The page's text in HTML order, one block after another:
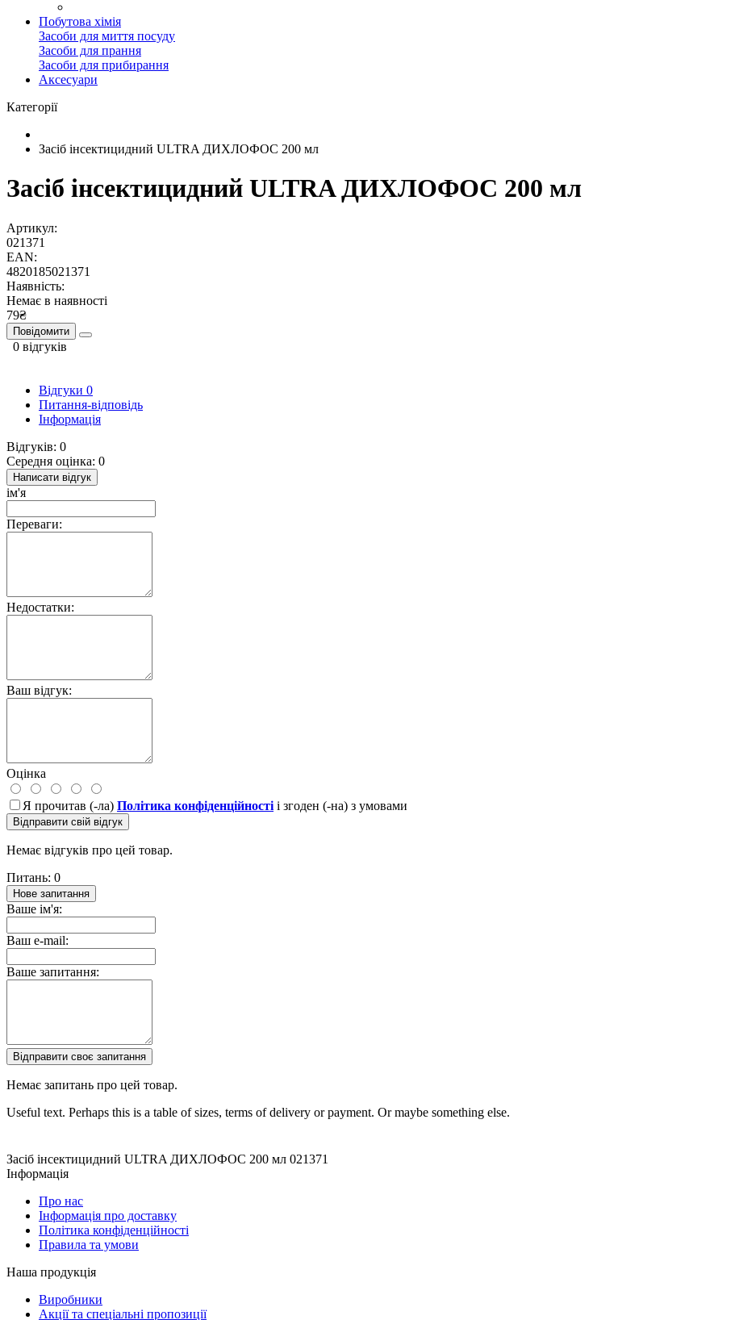
Побутова хімія
Засоби для миття посуду
Засоби для прання
Засоби для прибирання
Аксесуари
Категорії
Засіб інсектицидний ULTRA ДИХЛОФОС 200 мл
Засіб інсектицидний ULTRA ДИХЛОФОС 200 мл
Артикул:
021371
EAN:
4820185021371
Наявність:
Немає в наявності
79₴
Повідомити
0 відгуків
Відгуки 0
Питання-відповідь
Інформація
Відгуків: 0
Середня оцінка: 0
Написати відгук
ім'я
Переваги:
Недостатки:
Ваш відгук:
Оцінка
Я прочитав (-ла) Політика конфіденційності і згоден (-на) з умовами
Відправити свій відгук
Немає відгуків про цей товар.
Питань: 0
Нове запитання
Ваше ім'я:
Ваш e-mail:
Ваше запитання:
Відправити своє запитання
Немає запитань про цей товар.
Useful text. Perhaps this is a table of sizes, terms of delivery or payment. Or maybe something else.
Засіб інсектицидний ULTRA ДИХЛОФОС 200 мл 021371
Інформація
Про нас
Інформація про доставку
Політика конфіденційності
Правила та умови
Наша продукція
Виробники
Акції та спеціальні пропозиції